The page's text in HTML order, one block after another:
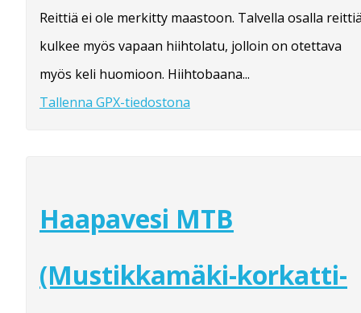
Reittiä ei ole merkitty maastoon. Talvella osalla
kulkee myös vapaan hiihtolatu, jolloin on otettava
myös keli huomioon. Hiihtobaana...
Tallenna GPX-tiedostona
Haapavesi MTB
(Mustikkamäki-korkatti-